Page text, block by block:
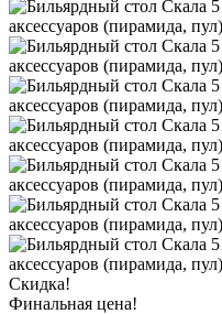
Скидка!
Финальная цена!